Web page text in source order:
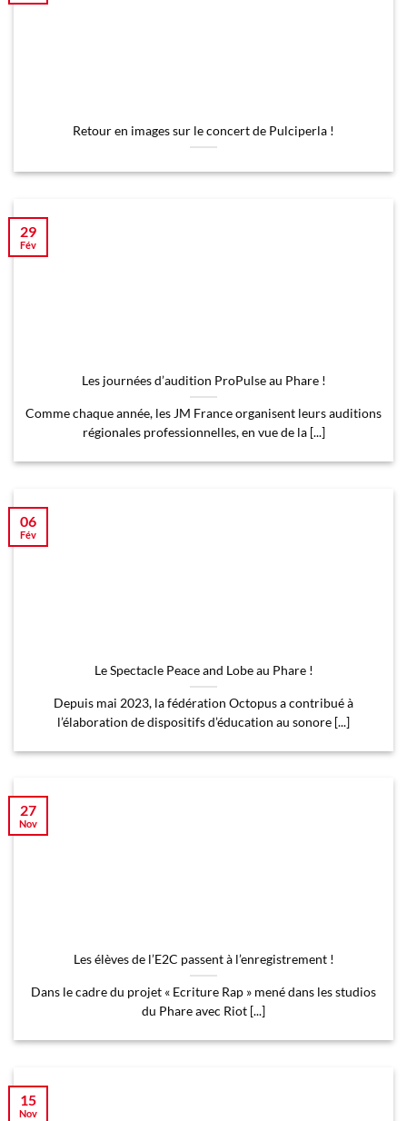
Retour en images sur le concert de Pulciperla !
Les journées d’audition ProPulse au Phare !
Comme chaque année, les JM France organisent leurs auditions
régionales professionnelles, en vue de la [...]
29
Fév
Le Spectacle Peace and Lobe au Phare !
Depuis mai 2023, la fédération Octopus a contribué à
l’élaboration de dispositifs d’éducation au sonore [...]
06
Fév
Les élèves de l’E2C passent à l’enregistrement !
Dans le cadre du projet « Ecriture Rap » mené dans les studios
du Phare avec Riot [...]
27
Nov
15
Nov